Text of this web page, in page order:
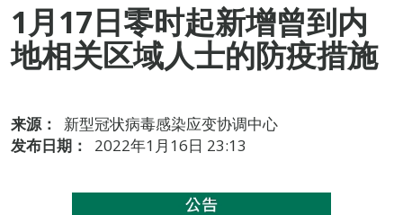
1月17日零时起新增曾到内
地相关区域人士的防疫措施
来源：
新型冠状病毒感染应变协调中心
发布日期：
2022年1月16日 23:13